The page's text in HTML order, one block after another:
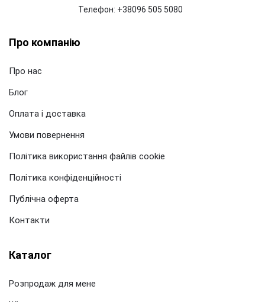
Телефон: +38096 505 5080
Про компанію
Про нас
Блог
Оплата і доставка
Умови повернення
Політика використання файлів cookie
Політика конфіденційності
Публічна оферта
Контакти
Каталог
Розпродаж для мене